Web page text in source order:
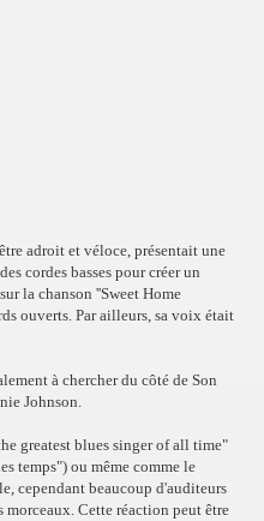
adroit et véloce, présentait une
cordes basses pour créer un
la chanson ''Sweet Home
ouverts. Par ailleurs, sa voix était
à chercher du côté de Son
Johnson.
greatest blues singer of all time"
temps") ou même comme le
cependant beaucoup d'auditeurs
morceaux. Cette réaction peut être